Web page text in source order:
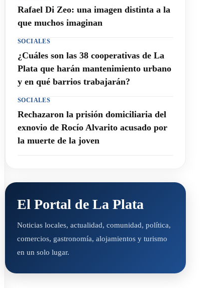
Rafael Di Zeo: una imagen distinta a la
que muchos imaginan
SOCIALES
¿Cuáles son las 38 cooperativas de La
Plata que harán mantenimiento urbano
y en qué barrios trabajarán?
SOCIALES
Rechazaron la prisión domiciliaria del
exnovio de Rocío Alvarito acusado por
la muerte de la joven
El Portal de La Plata
Noticias locales, actualidad, comunidad, política,
comercios, gastronomía, alojamientos y turismo
en un solo lugar.